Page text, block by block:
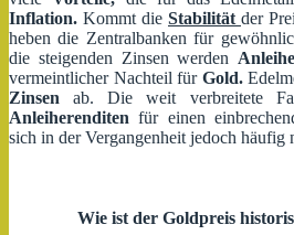
Inflation. Kommt die Stabilität der
heben die Zentralbanken für
die steigenden Zinsen werden
vermeintlicher Nachteil für Gold.
Zinsen ab. Die weit verbreitete
Anleiherenditen für einen
sich in der Vergangenheit jedoch häufig
Wie ist der Goldpreis